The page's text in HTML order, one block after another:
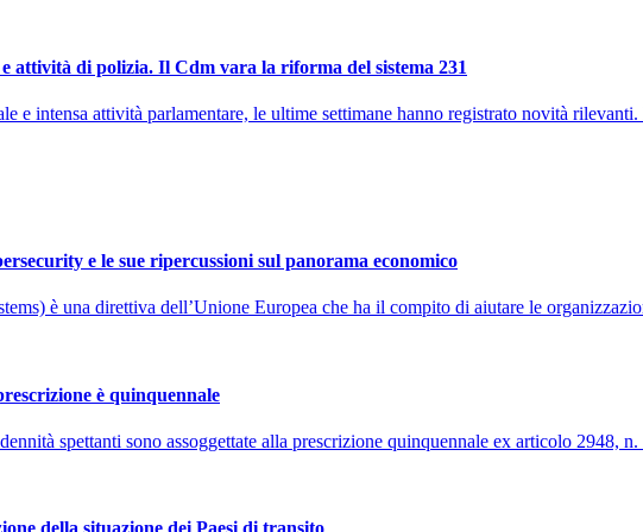
attività di polizia. Il Cdm vara la riforma del sistema 231
e intensa attività parlamentare, le ultime settimane hanno registrato novità
e le sue ripercussioni sul panorama economico
è una direttiva dell’Unione Europea che ha il compito di aiutare le
è quinquennale
spettanti sono assoggettate alla prescrizione quinquennale ex articolo 2948, n.